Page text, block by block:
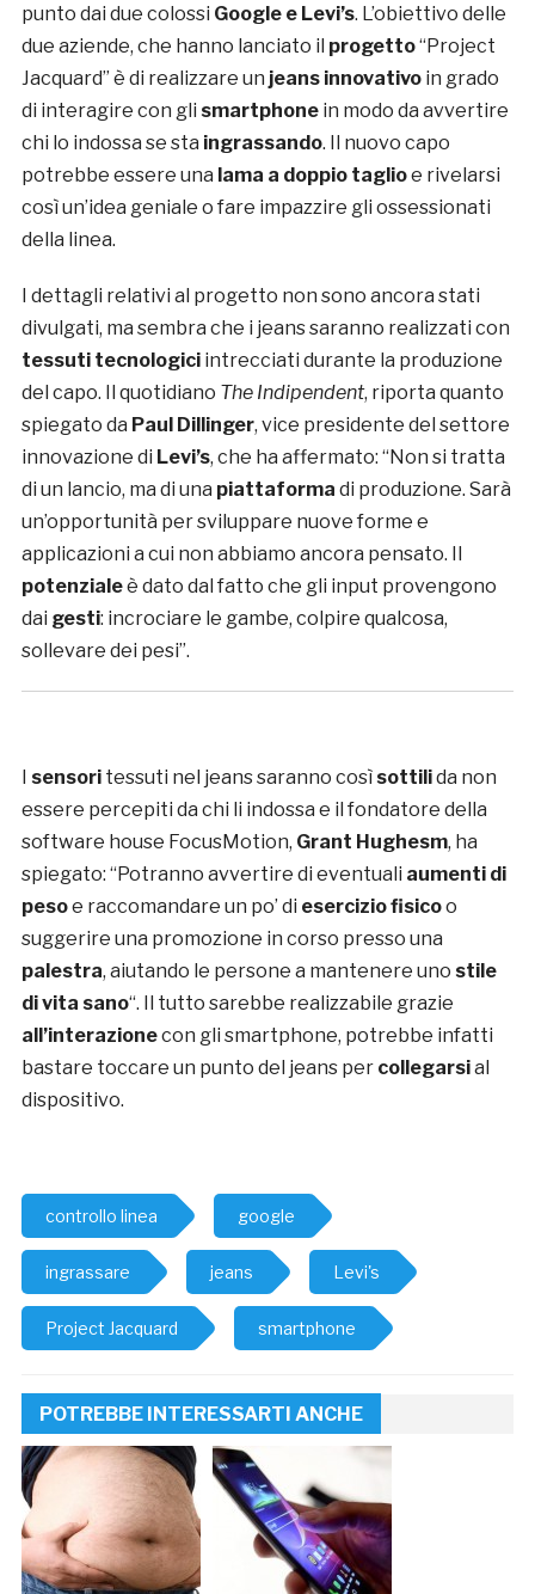
punto dai due colossi Google e Levi’s. L’obiettivo delle
due aziende, che hanno lanciato il progetto“Project
Jacquard” è di realizzare un jeans innovativoin grado
di interagire con gli smartphonein modo da avvertire
chi lo indossa se sta ingrassando. Il nuovo capo
potrebbe essere una lama a doppio taglioe rivelarsi
così un’idea geniale o fare impazzire gli ossessionati
della linea.
I dettagli relativi al progetto non sono ancora stati
divulgati, ma sembra che i jeans saranno realizzati con
tessuti tecnologiciintrecciati durante la produzione
del capo. Il quotidiano The Indipendent, riporta quanto
spiegato da Paul Dillinger, vice presidente del settore
innovazione di Levi’s, che ha affermato: “Non si tratta
di un lancio, ma di una piattaforma di produzione. Sarà
un’opportunità per sviluppare nuove forme e
applicazioni a cui non abbiamo ancora pensato. Il
potenzialeè dato dal fatto che gli input provengono
dai gesti: incrociare le gambe, colpire qualcosa,
sollevare dei pesi”.
I sensoritessuti nel jeans saranno così sottilida non
essere percepiti da chi li indossa e il fondatore della
software house FocusMotion, Grant Hughesm, ha
spiegato: “Potranno avvertire di eventuali aumenti di
pesoe raccomandare un po’ di esercizio fisicoo
suggerire una promozione in corso presso una
palestra, aiutando le persone a mantenere uno stile
di vita sano“. Il tutto sarebbe realizzabile grazie
all’interazionecon gli smartphone, potrebbe infatti
bastare toccare un punto del jeans per collegarsial
dispositivo.
controllo linea google
ingrassare jeans Levi's
Project Jacquard smartphone
POTREBBE INTERESSARTI ANCHE